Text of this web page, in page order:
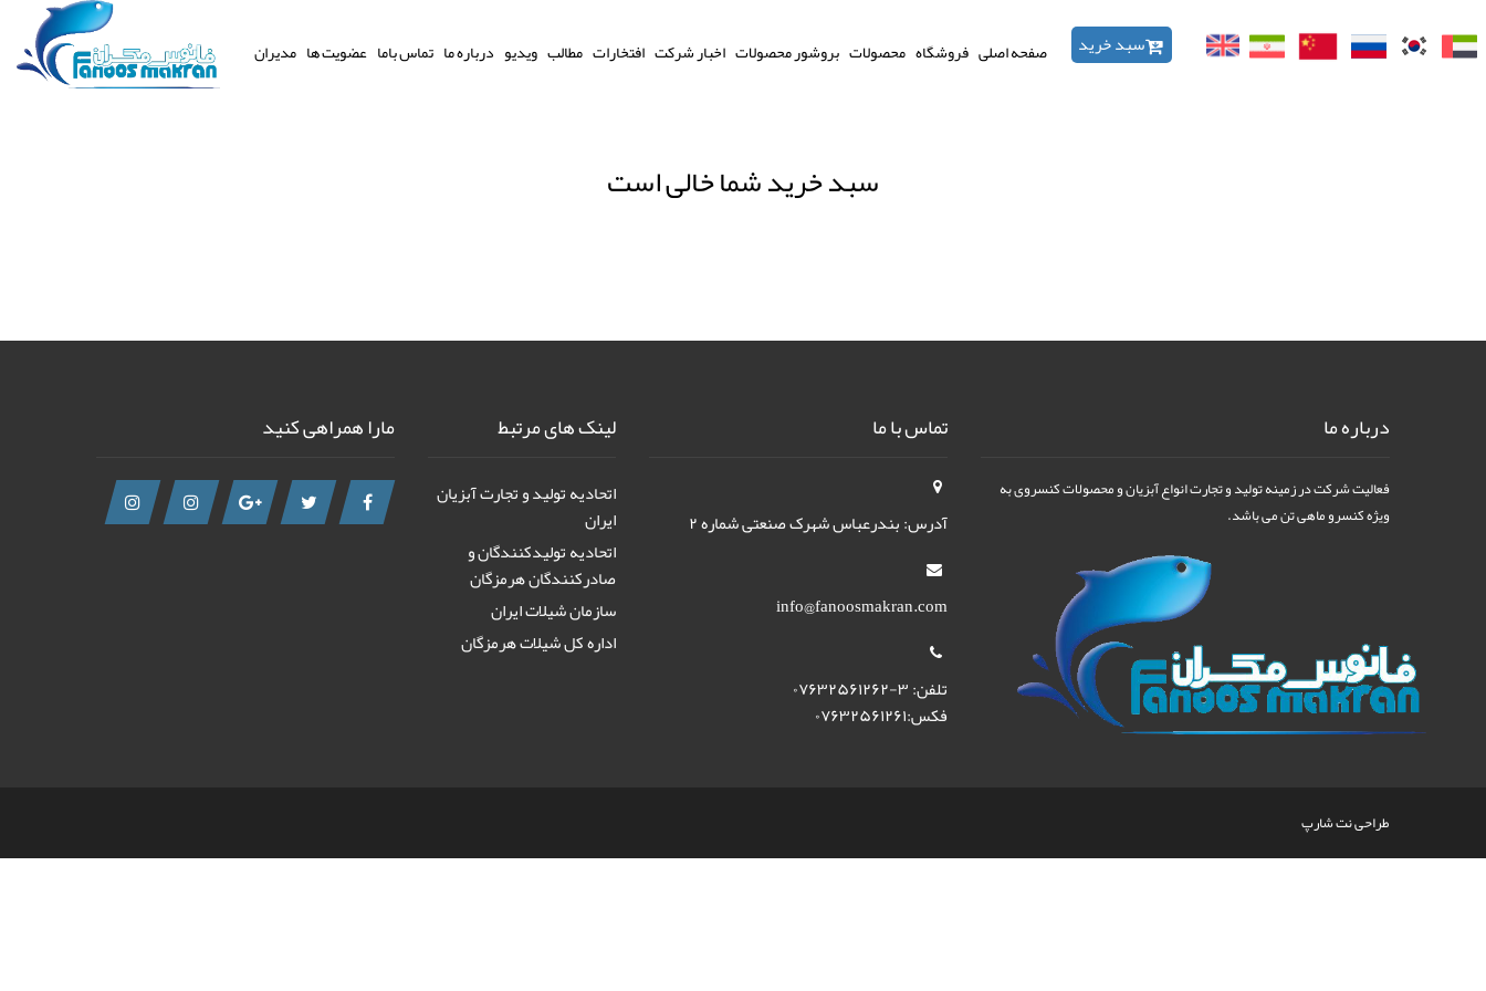
مدیران عضویت ها تماس باما درباره ما ویدیو مطالب افتخارات اخبار شرکت بروشور محصولات محصولات فروشگاه صفحه اصلی سبد خرید
سبد خرید شما خالی است
درباره ما
فعالیت شرکت در زمینه تولید و تجارت انواع آبزیان و محصولات کنسروی به
ویژه کنسرو ماهی تن می باشد.
تماس با ما
آدرس: بندرعباس شهرک صنعتی شماره ۲
info@fanoosmakran.com
تلفن: ۳-۰۷۶۳۲۵۶۱۲۶۲
فکس:۰۷۶۳۲۵۶۱۲۶۱
لینک های مرتبط
اتحادیه تولید و تجارت آبزیان
ایران
اتحادیه تولیدکنندگان و
صادرکنندگان هرمزگان
سازمان شیلات ایران
اداره کل شیلات هرمزگان
مارا همراهی کنید
طراحی نت شارپ